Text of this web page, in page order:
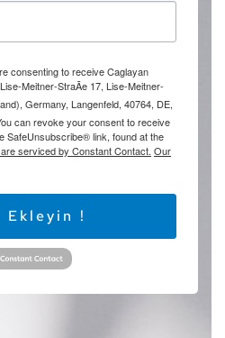
consenting to receive Caglayan
Meitner-StraÃe 17, Lise-Meitner-
Germany, Langenfeld, 40764, DE,
can revoke your consent to receive
SafeUnsubscribe® link, found at the
serviced by Constant Contact. Our
Ekleyin !